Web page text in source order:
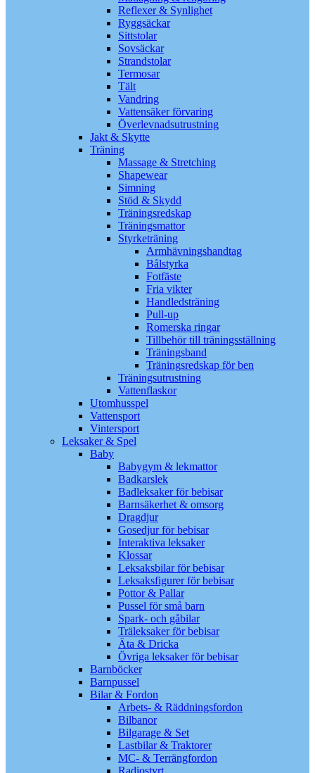
Reflexer & Synlighet
Ryggsäckar
Sittstolar
Sovsäckar
Strandstolar
Termosar
Tält
Vandring
Vattensäker förvaring
Överlevnadsutrustning
Jakt & Skytte
Träning
Massage & Stretching
Shapewear
Simning
Stöd & Skydd
Träningsredskap
Träningsmattor
Styrketräning
Armhävningshandtag
Bålstyrka
Fotfäste
Fria vikter
Handledsträning
Pull-up
Romerska ringar
Tillbehör till träningsställning
Träningsband
Träningsredskap för ben
Träningsutrustning
Vattenflaskor
Utomhusspel
Vattensport
Vintersport
Leksaker & Spel
Baby
Babygym & lekmattor
Badkarslek
Badleksaker för bebisar
Barnsäkerhet & omsorg
Dragdjur
Gosedjur för bebisar
Interaktiva leksaker
Klossar
Leksaksbilar för bebisar
Leksaksfigurer för bebisar
Pottor & Pallar
Pussel för små barn
Spark- och gåbilar
Träleksaker för bebisar
Äta & Dricka
Övriga leksaker för bebisar
Barnböcker
Barnpussel
Bilar & Fordon
Arbets- & Räddningsfordon
Bilbanor
Bilgarage & Set
Lastbilar & Traktorer
MC- & Terrängfordon
Radiostyrt